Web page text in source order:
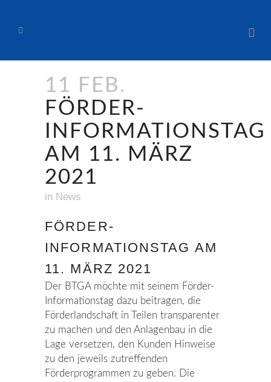
11 FEB.
FÖRDER-
INFORMATIONSTAG
AM 11. MÄRZ
2021
in News
FÖRDER-
INFORMATIONSTAG AM
11. MÄRZ 2021
Der BTGA möchte mit seinem Förder-
Informationstag dazu beitragen, die
Förderlandschaft in Teilen transparenter
zu machen und den Anlagenbau in die
Lage versetzen, den Kunden Hinweise
zu den jeweils zutreffenden
Förderprogrammen zu geben. Die